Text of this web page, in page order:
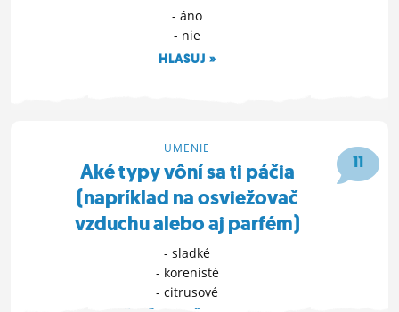
- áno
- nie
HLASUJ »
11
UMENIE
Aké typy vôní sa ti páčia
(napríklad na osviežovač
vzduchu alebo aj parfém)
- sladké
- korenisté
- citrusové